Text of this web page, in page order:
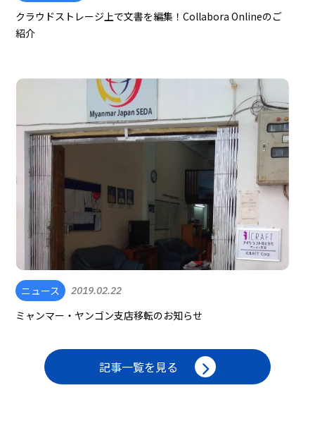
クラウドストレージ上で文書を編集！Collabora Onlineのご
紹介
ニュース 2019.02.22
ミャンマー・ヤンゴン支店移転のお知らせ
記事一覧を見る